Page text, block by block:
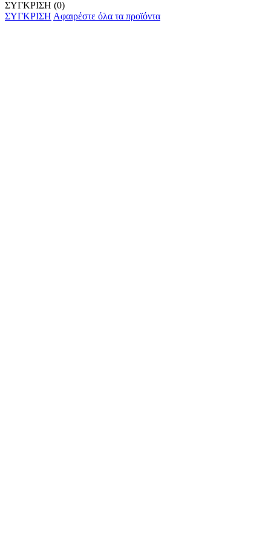
ΣΥΓΚΡΙΣΗ (0)
ΣΥΓΚΡΙΣΗ Αφαιρέστε όλα τα προϊόντα